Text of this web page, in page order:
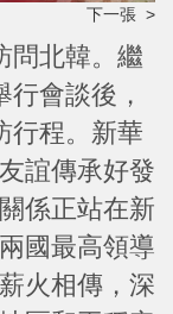
下一張 >
問北韓。繼
會談後，
行程。新華
誼傳承好發
係正站在新
國最高領導
火相傳，深